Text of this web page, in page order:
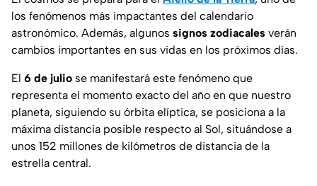
los fenómenos más impactantes del calendario
astronómico. Además, algunos signos zodiacales verán
cambios importantes en sus vidas en los próximos días.
El 6 de julio se manifestará este fenómeno que
representa el momento exacto del año en que nuestro
planeta, siguiendo su órbita elíptica, se posiciona a la
máxima distancia posible respecto al Sol, situándose a
unos 152 millones de kilómetros de distancia de la
estrella central.